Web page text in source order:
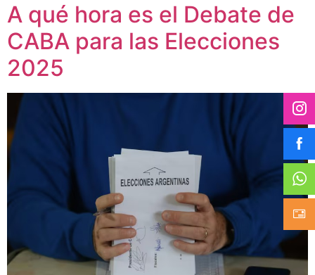
A qué hora es el Debate de
CABA para las Elecciones
2025